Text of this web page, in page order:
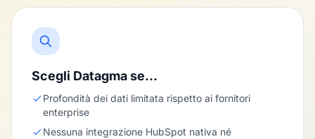
Scegli Datagma se…
Profondità dei dati limitata rispetto ai fornitori
enterprise
Nessuna integrazione HubSpot nativa né